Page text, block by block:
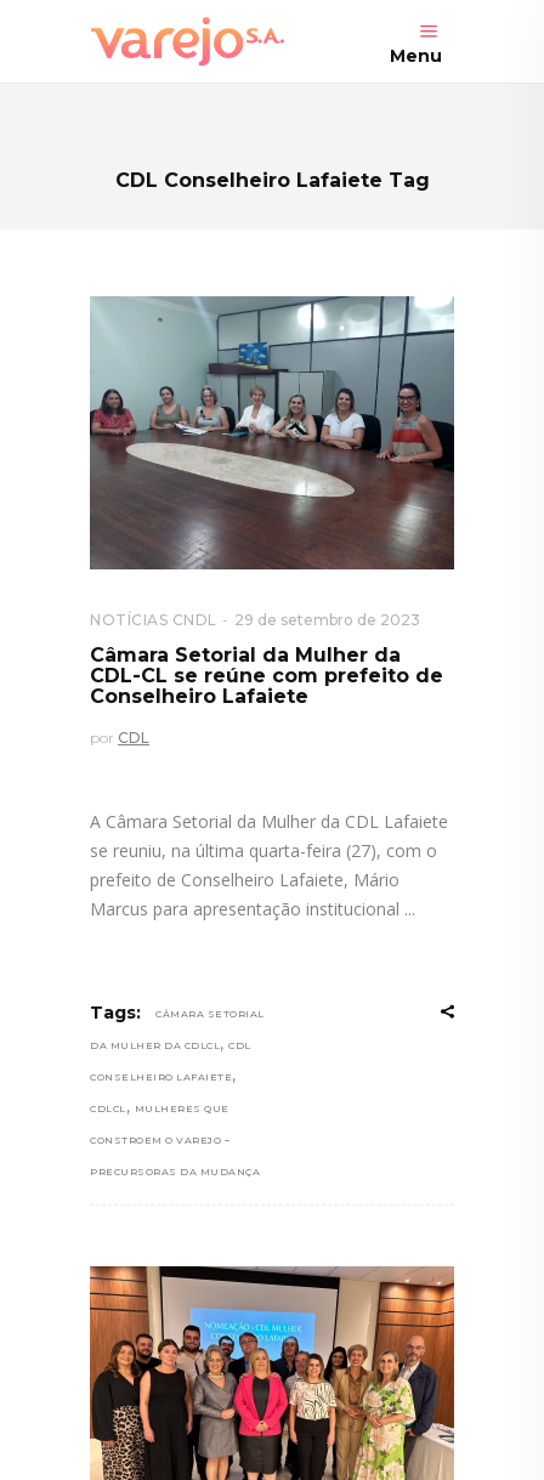
Menu
CDL Conselheiro Lafaiete Tag
NOTÍCIAS CNDL 29 de setembro de 2023
Câmara Setorial da Mulher da
CDL-CL se reúne com prefeito de
Conselheiro Lafaiete
por CDL
A Câmara Setorial da Mulher da CDL Lafaiete
se reuniu, na última quarta-feira (27), com o
prefeito de Conselheiro Lafaiete, Mário
Marcus para apresentação institucional
Tags: CÂMARA SETORIAL
DA MULHER DA CDLCL, CDL
CONSELHEIRO LAFAIETE ,
CDLCL , MULHERES QUE
CONSTROEM O VAREJO –
PRECURSORAS DA MUDANÇA